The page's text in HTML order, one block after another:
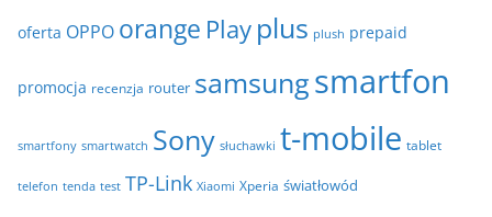
oferta OPPO orange Play plus plush prepaid
promocja recenzja router samsungsmartfon
smartfony smartwatch Sony słuchawki t-mobile tablet
telefon tenda test TP-Link Xiaomi Xperia światłowód